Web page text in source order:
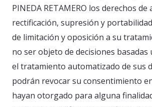
PINEDA RETAMERO los derechos de
rectificación, supresión y
de limitación y oposición a su
no ser objeto de decisiones basadas
el tratamiento automatizado de sus
podrán revocar su consentimiento
hayan otorgado para alguna